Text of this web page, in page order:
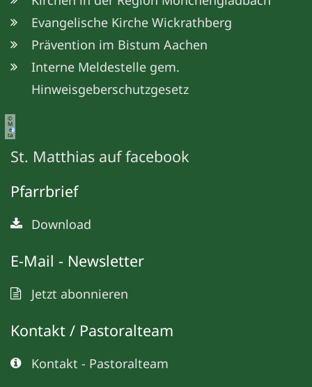
Evangelische Kirche Wickrathberg
Prävention im Bistum Aachen
Interne Meldestelle gem.
Hinweisgeberschutzgesetz
©
M
e
ta
St. Matthias auf facebook
Pfarrbrief
Download
E-Mail - Newsletter
Jetzt abonnieren
Kontakt / Pastoralteam
Kontakt - Pastoralteam